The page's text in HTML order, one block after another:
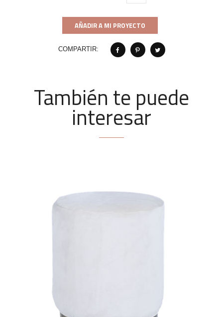
AÑADIR A MI PROYECTO
COMPARTIR:
También te puede
interesar